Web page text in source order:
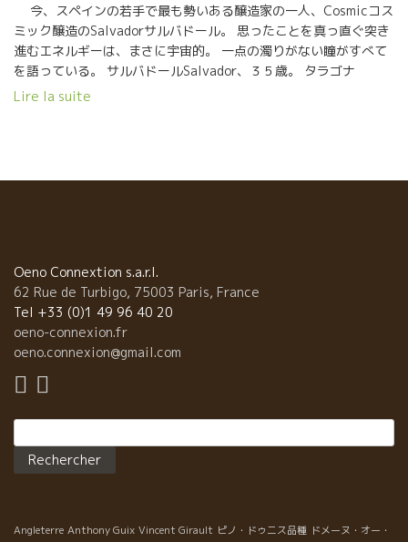
今、スペインの若手で最も勢いある醸造家の一人、Cosmicコス
ミック醸造のSalvadorサルバドール。 思ったことを真っ直ぐ突き
進むエネルギーは、まさに宇宙的。 一点の濁りがない瞳がすべて
を語っている。 サルバドールSalvador、３５歳。 タラゴナ
Tarragona地方のぺネデスPenedèsの葡萄栽培農家に生まれた。
て湿気も備えている。風が病原菌を吹き飛ばしてくれて、ある程
度の湿気が異常乾燥を避けてくれる。葡萄が熟す最後の段階に重
要な水分を確保できるので、期待通りの“酸”をもたらしてくれる。
. Cosmicコスミックのワインには、エッ！これがスペインのワイ
ン？と驚くほどのフレッシュな酸がある。 そして、真っ直ぐに伸
しいソフトな舌触りは、花崗岩が風化した砂質層土壌に由来して
ストラン「El Ginjoler エル・ギンジョレール」のオーナーシェ
フ・シャヴィXaviさんや、2016年San Pellegrino世界ランキング
Lire la suite
Oeno Connextion s.a.r.l.
62 Rue de Turbigo, 75003 Paris, France
Tel +33 (0)1 49 96 40 20
oeno-connexion.fr
oeno.connexion@gmail.com
Angleterre Anthony Guix Vincent Girault ピノ・ドゥニス品種 ドメーヌ・オー・